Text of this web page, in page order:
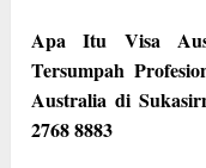
Apa Itu Visa
Tersumpah
Australia di
2768 8883